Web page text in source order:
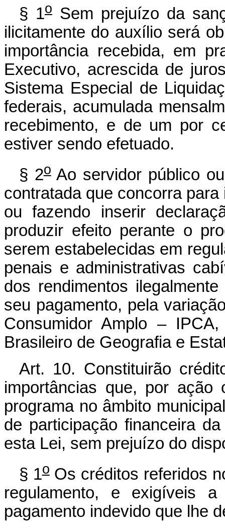
§ 1o Sem prejuízo da
ilicitamente do auxílio será
importância recebida, em
Executivo, acrescida de
Sistema Especial de
federais, acumulada
recebimento, e de um por
estiver sendo efetuado.
§ 2oAo servidor público
contratada que concorra
ou fazendo inserir
produzir efeito perante o
serem estabelecidas em
penais e administrativas
dos rendimentos
seu pagamento, pela
Consumidor Amplo –
Brasileiro de Geografia e
Art. 10. Constituirão
importâncias que, por ação
programa no âmbito
de participação financeira
esta Lei, sem prejuízo do
§ 1oOs créditos referidos
regulamento, e exigíveis
pagamento indevido que lhe